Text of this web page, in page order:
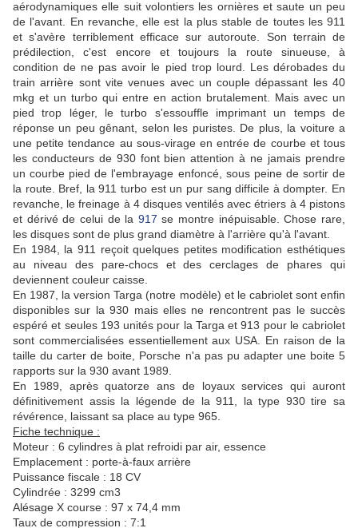
aérodynamiques elle suit volontiers les ornières et saute un peu
de l'avant. En revanche, elle est la plus stable de toutes les 911
et s'avère terriblement efficace sur autoroute. Son terrain de
prédilection, c'est encore et toujours la route sinueuse, à
condition de ne pas avoir le pied trop lourd. Les dérobades du
train arrière sont vite venues avec un couple dépassant les 40
mkg et un turbo qui entre en action brutalement. Mais avec un
pied trop léger, le turbo s'essouffle imprimant un temps de
réponse un peu gênant, selon les puristes. De plus, la voiture a
une petite tendance au sous-virage en entrée de courbe et tous
les conducteurs de 930 font bien attention à ne jamais prendre
un courbe pied de l'embrayage enfoncé, sous peine de sortir de
la route. Bref, la 911 turbo est un pur sang difficile à dompter. En
revanche, le freinage à 4 disques ventilés avec étriers à 4 pistons
et dérivé de celui de la 917 se montre inépuisable. Chose rare,
les disques sont de plus grand diamètre à l'arrière qu'à l'avant.
En 1984, la 911 reçoit quelques petites modification esthétiques
au niveau des pare-chocs et des cerclages de phares qui
deviennent couleur caisse.
En 1987, la version Targa (notre modèle) et le cabriolet sont enfin
disponibles sur la 930 mais elles ne rencontrent pas le succès
espéré et seules 193 unités pour la Targa et 913 pour le cabriolet
sont commercialisées essentiellement aux USA. En raison de la
taille du carter de boite, Porsche n'a pas pu adapter une boite 5
rapports sur la 930 avant 1989.
En 1989, après quatorze ans de loyaux services qui auront
définitivement assis la légende de la 911, la type 930 tire sa
révérence, laissant sa place au type 965.
Fiche technique :
Moteur : 6 cylindres à plat refroidi par air, essence
Emplacement : porte-à-faux arrière
Puissance fiscale : 18 CV
Cylindrée : 3299 cm3
Alésage X course : 97 x 74,4 mm
Taux de compression : 7:1